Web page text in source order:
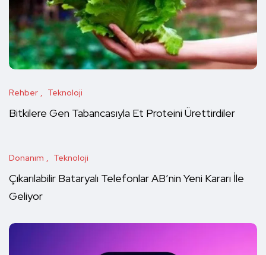
Rehber Teknoloji
Bitkilere Gen Tabancasıyla Et Proteini Ürettirdiler
Donanım Teknoloji
Çıkarılabilir Bataryalı Telefonlar AB’nin Yeni Kararı İle
Geliyor